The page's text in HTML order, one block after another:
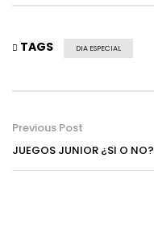
TAGS DIA ESPECIAL
Previous Post
JUEGOS JUNIOR ¿SI O NO?